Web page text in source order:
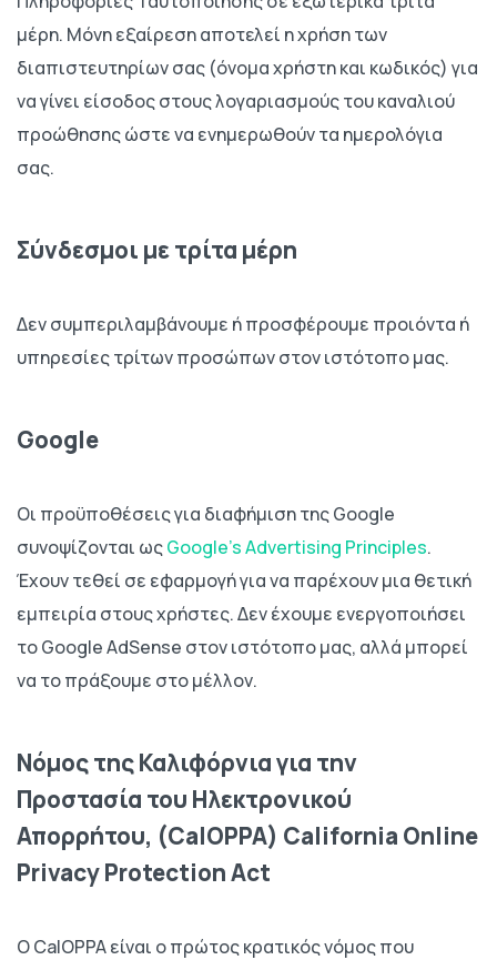
μέρη. Μόνη εξαίρεση αποτελεί η χρήση των
διαπιστευτηρίων σας (όνομα χρήστη και κωδικός) για
να γίνει είσοδος στους λογαριασμούς του καναλιού
προώθησης ώστε να ενημερωθούν τα ημερολόγια
σας.
Σύνδεσμοι με τρίτα μέρη
Δεν συμπεριλαμβάνουμε ή προσφέρουμε προιόντα ή
υπηρεσίες τρίτων προσώπων στον ιστότοπο μας.
Google
Οι προϋποθέσεις για διαφήμιση της Google
συνοψίζονται ωςGoogle’s Advertising Principles.
Έχουν τεθεί σε εφαρμογή για να παρέχουν μια θετική
εμπειρία στους χρήστες. Δεν έχουμε ενεργοποιήσει
το Google AdSense στον ιστότοπο μας, αλλά μπορεί
να το πράξουμε στο μέλλον.
Νόμος της Καλιφόρνια για την
Προστασία του Ηλεκτρονικού
Απορρήτου, (CalOPPA) California Online
Privacy Protection Act
Ο CalOPPA είναι ο πρώτος κρατικός νόμος που